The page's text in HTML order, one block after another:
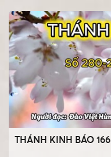
THÁNH KINH BÁO 166